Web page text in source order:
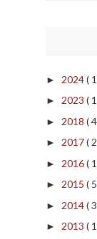
► 2024(
► 2023 (
► 2018 (
► 2017(
► 2016(
► 2015 (
► 2014(
► 2013 (